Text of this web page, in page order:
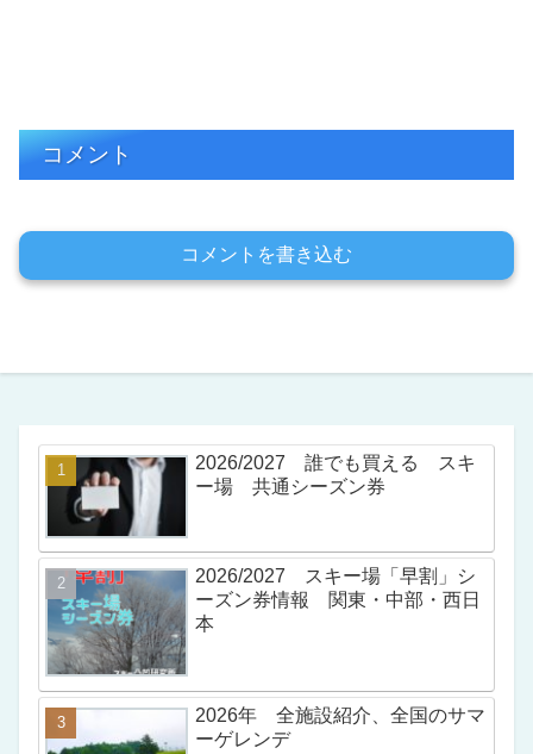
コメント
コメントを書き込む
2026/2027 誰でも買える スキ
ー場 共通シーズン券
2026/2027 スキー場「早割」シ
ーズン券情報 関東・中部・西日
本
2026年 全施設紹介、全国のサマ
ーゲレンデ